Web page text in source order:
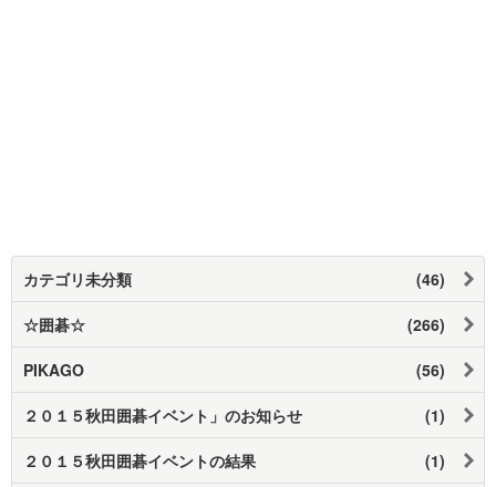
カテゴリ未分類 (46)
☆囲碁☆ (266)
PIKAGO (56)
２０１５秋田囲碁イベント」のお知らせ (1)
２０１５秋田囲碁イベントの結果 (1)